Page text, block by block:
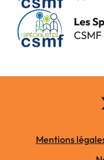
Mentions